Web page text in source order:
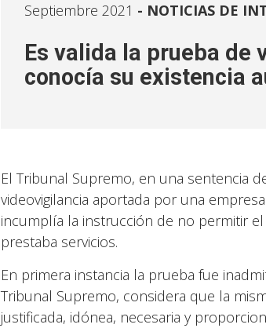
Septiembre 2021 NOTICIAS DE
Es valida la prueba
conocía su existencia
El Tribunal Supremo, en una sentencia
videovigilancia aportada por una
incumplía la instrucción de no permitir
prestaba servicios.
En primera instancia la prueba fue
Tribunal Supremo, considera que la
justificada, idónea, necesaria y